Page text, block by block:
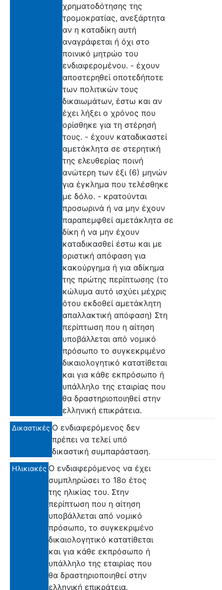
χρηματοδότησης της
τρομοκρατίας, ανεξάρτητα
αν η καταδίκη αυτή
αναγράφεται ή όχι στο
ποινικό μητρώο του
ενδιαφερομένου. - έχουν
αποστερηθεί οποτεδήποτε
των πολιτικών τους
δικαιωμάτων, έστω και αν
έχει λήξει ο χρόνος που
ορίσθηκε για τη στέρησή
τους. - έχουν καταδικαστεί
αμετάκλητα σε στερητική
της ελευθερίας ποινή
ανώτερη των έξι (6) μηνών
για έγκλημα που τελέσθηκε
με δόλο. - κρατούνται
προσωρινά ή να μην έχουν
παραπεμφθεί αμετάκλητα σε
δίκη ή να μην έχουν
καταδικασθεί έστω και με
οριστική απόφαση για
κακούργημα ή για αδίκημα
της πρώτης περίπτωσης (το
κώλυμα αυτό ισχύει μέχρις
ότου εκδοθεί αμετάκλητη
απαλλακτική απόφαση) Στη
περίπτωση που η αίτηση
υποβάλλεται από νομικό
πρόσωπο το συγκεκριμένο
δικαιολογητικό κατατίθεται
και για κάθε εκπρόσωπο ή
υπάλληλο της εταιρίας που
θα δραστηριοποιηθεί στην
ελληνική επικράτεια.
Δικαστικές Ο ενδιαφερόμενος δεν
πρέπει να τελεί υπό
δικαστική συμπαράσταση.
Ηλικιακές Ο ενδιαφερόμενος να έχει
συμπληρώσει το 18ο έτος
της ηλικίας του. Στην
περίπτωση που η αίτηση
υποβάλλεται από νομικό
πρόσωπο, το συγκεκριμένο
δικαιολογητικό κατατίθεται
και για κάθε εκπρόσωπο ή
υπάλληλο της εταιρίας που
θα δραστηριοποιηθεί στην
ελληνική επικράτεια.